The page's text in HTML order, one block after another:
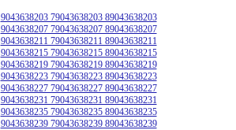
9043638203 79043638203 89043638203
9043638207 79043638207 89043638207
9043638211 79043638211 89043638211
9043638215 79043638215 89043638215
9043638219 79043638219 89043638219
9043638223 79043638223 89043638223
9043638227 79043638227 89043638227
9043638231 79043638231 89043638231
9043638235 79043638235 89043638235
9043638239 79043638239 89043638239